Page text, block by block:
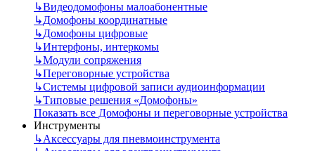
↳Видеодомофоны малоабонентные
↳Домофоны координатные
↳Домофоны цифровые
↳Интерфоны, интеркомы
↳Модули сопряжения
↳Переговорные устройства
↳Системы цифровой записи аудиоинформации
↳Типовые решения «Домофоны»
Показать все Домофоны и переговорные устройства
Инструменты
↳Аксессуары для пневмоинструмента